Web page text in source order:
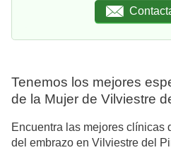
Tenemos los mejores
de la Mujer de Vilviestre
Encuentra las mejores clínicas
del embrazo en Vilviestre del